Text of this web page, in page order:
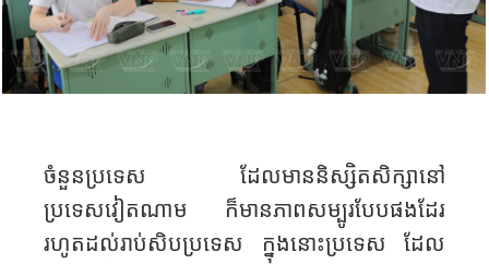
ចំនួនប្រទេស ដែលមាននិស្សិតសិក្សានៅ
ប្រទេសវៀតណាម ក៏មានភាពសម្បូរបែបផងដែរ
រហូតដល់រាប់សិបប្រទេស ក្នុងនោះប្រទេស ដែល